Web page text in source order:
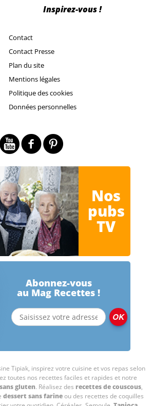
Inspirez-vous !
Contact
Contact Presse
Plan du site
Mentions légales
Politique des cookies
Données personnelles
Nos
pubs
TV
Abonnez-vous
au Mag Recettes !
Tipiak, inspirez votre cuisine et vos repas selon
toutes nos recettes faciles et rapides et notre
gluten. Réalisez des recettes de couscous,
dessert sans farineou des recettes de coquilles